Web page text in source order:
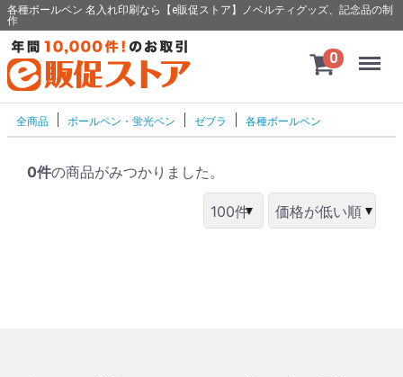
各種ボールペン 名入れ印刷なら【e販促ストア】ノベルティグッズ、記念品の制
作
0
全商品 ボールペン・蛍光ペン ゼブラ 各種ボールペン
0件の商品がみつかりました。